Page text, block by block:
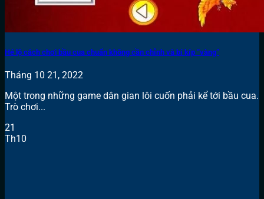
Hé lộ cách chơi bầu cua chuẩn không cần chỉnh và bí kíp “vàng”
Tháng 10 21, 2022
Một trong những game dân gian lôi cuốn phải kể tới bầu cua.
Trò chơi...
21
Th10